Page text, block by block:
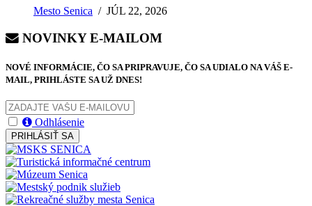
Mesto Senica /JÚL 22, 2026
NOVINKY E-MAILOM
NOVÉ INFORMÁCIE, ČO SA PRIPRAVUJE, ČO SA UDIALO NA VÁŠ E-
MAIL, PRIHLÁSTE SA UŽ DNES!
Odhlásenie
PRIHLÁSIŤ SA